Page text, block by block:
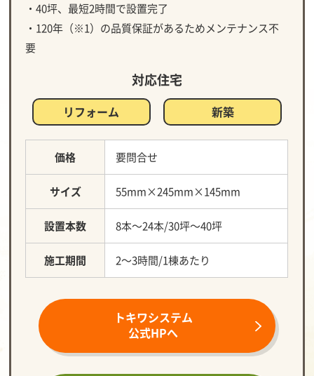
・40坪、最短2時間で設置完了
・120年（※1）の品質保証があるためメンテナンス不
要
対応住宅
リフォーム 新築
価格 要問合せ
サイズ 55mm×245mm×145mm
設置本数 8本～24本/30坪～40坪
施工期間 2～3時間/1棟あたり
トキワシステム
公式HPへ